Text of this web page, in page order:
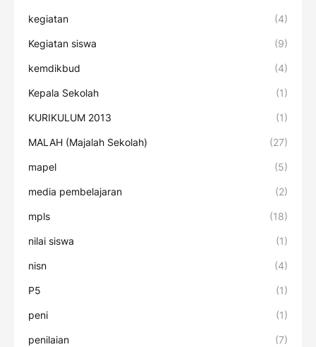
kegiatan (4)
Kegiatan siswa (9)
kemdikbud (4)
Kepala Sekolah (1)
KURIKULUM 2013 (1)
MALAH (Majalah Sekolah) (27)
mapel (5)
media pembelajaran (2)
mpls (18)
nilai siswa (1)
nisn (4)
P5 (1)
peni (1)
penilaian (7)